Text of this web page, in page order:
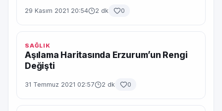
29 Kasım 2021 20:54 2 dk 0
SAĞLIK
Aşılama Haritasında Erzurum’un Rengi
Değişti
31 Temmuz 2021 02:57 2 dk 0